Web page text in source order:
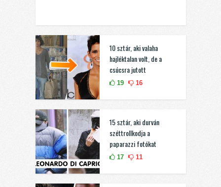
10 sztár, aki valaha
hajléktalan volt, de a
csúcsra jutott
19 16
15 sztár, aki durván
széttrollkodja a
paparazzi fotókat
17 11